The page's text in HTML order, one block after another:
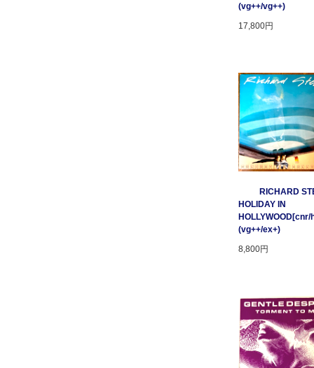
(vg++/vg++)
17,800円
RICHARD
HOLIDAY IN
(vg++/ex+)
8,800円